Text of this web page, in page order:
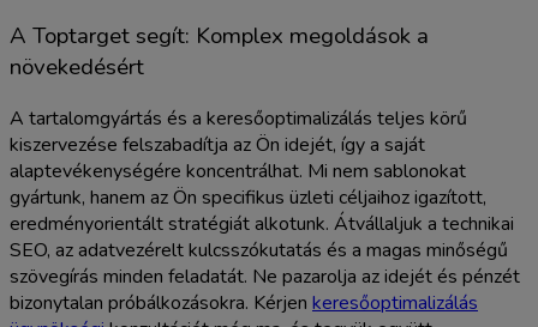
A Toptarget segít: Komplex megoldások a
növekedésért
A tartalomgyártás és a keresőoptimalizálás teljes körű
kiszervezése felszabadítja az Ön idejét, így a saját
alaptevékenységére koncentrálhat. Mi nem sablonokat
gyártunk, hanem az Ön specifikus üzleti céljaihoz igazított,
eredményorientált stratégiát alkotunk. Átvállaljuk a technikai
SEO, az adatvezérelt kulcsszókutatás és a magas minőségű
szövegírás minden feladatát. Ne pazarolja az idejét és pénzét
bizonytalan próbálkozásokra. Kérjen keresőoptimalizálás